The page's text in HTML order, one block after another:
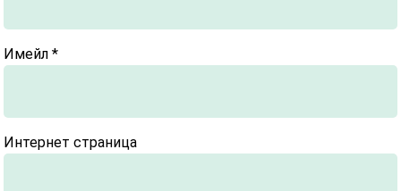
Имейл*
Интернет страница